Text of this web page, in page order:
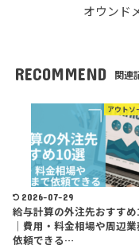
オウンド
RECOMMEND 関連
アウトソ
2026-07-29
給与計算の外注先おすすめ
｜費用・料金相場や周辺
依頼できる…